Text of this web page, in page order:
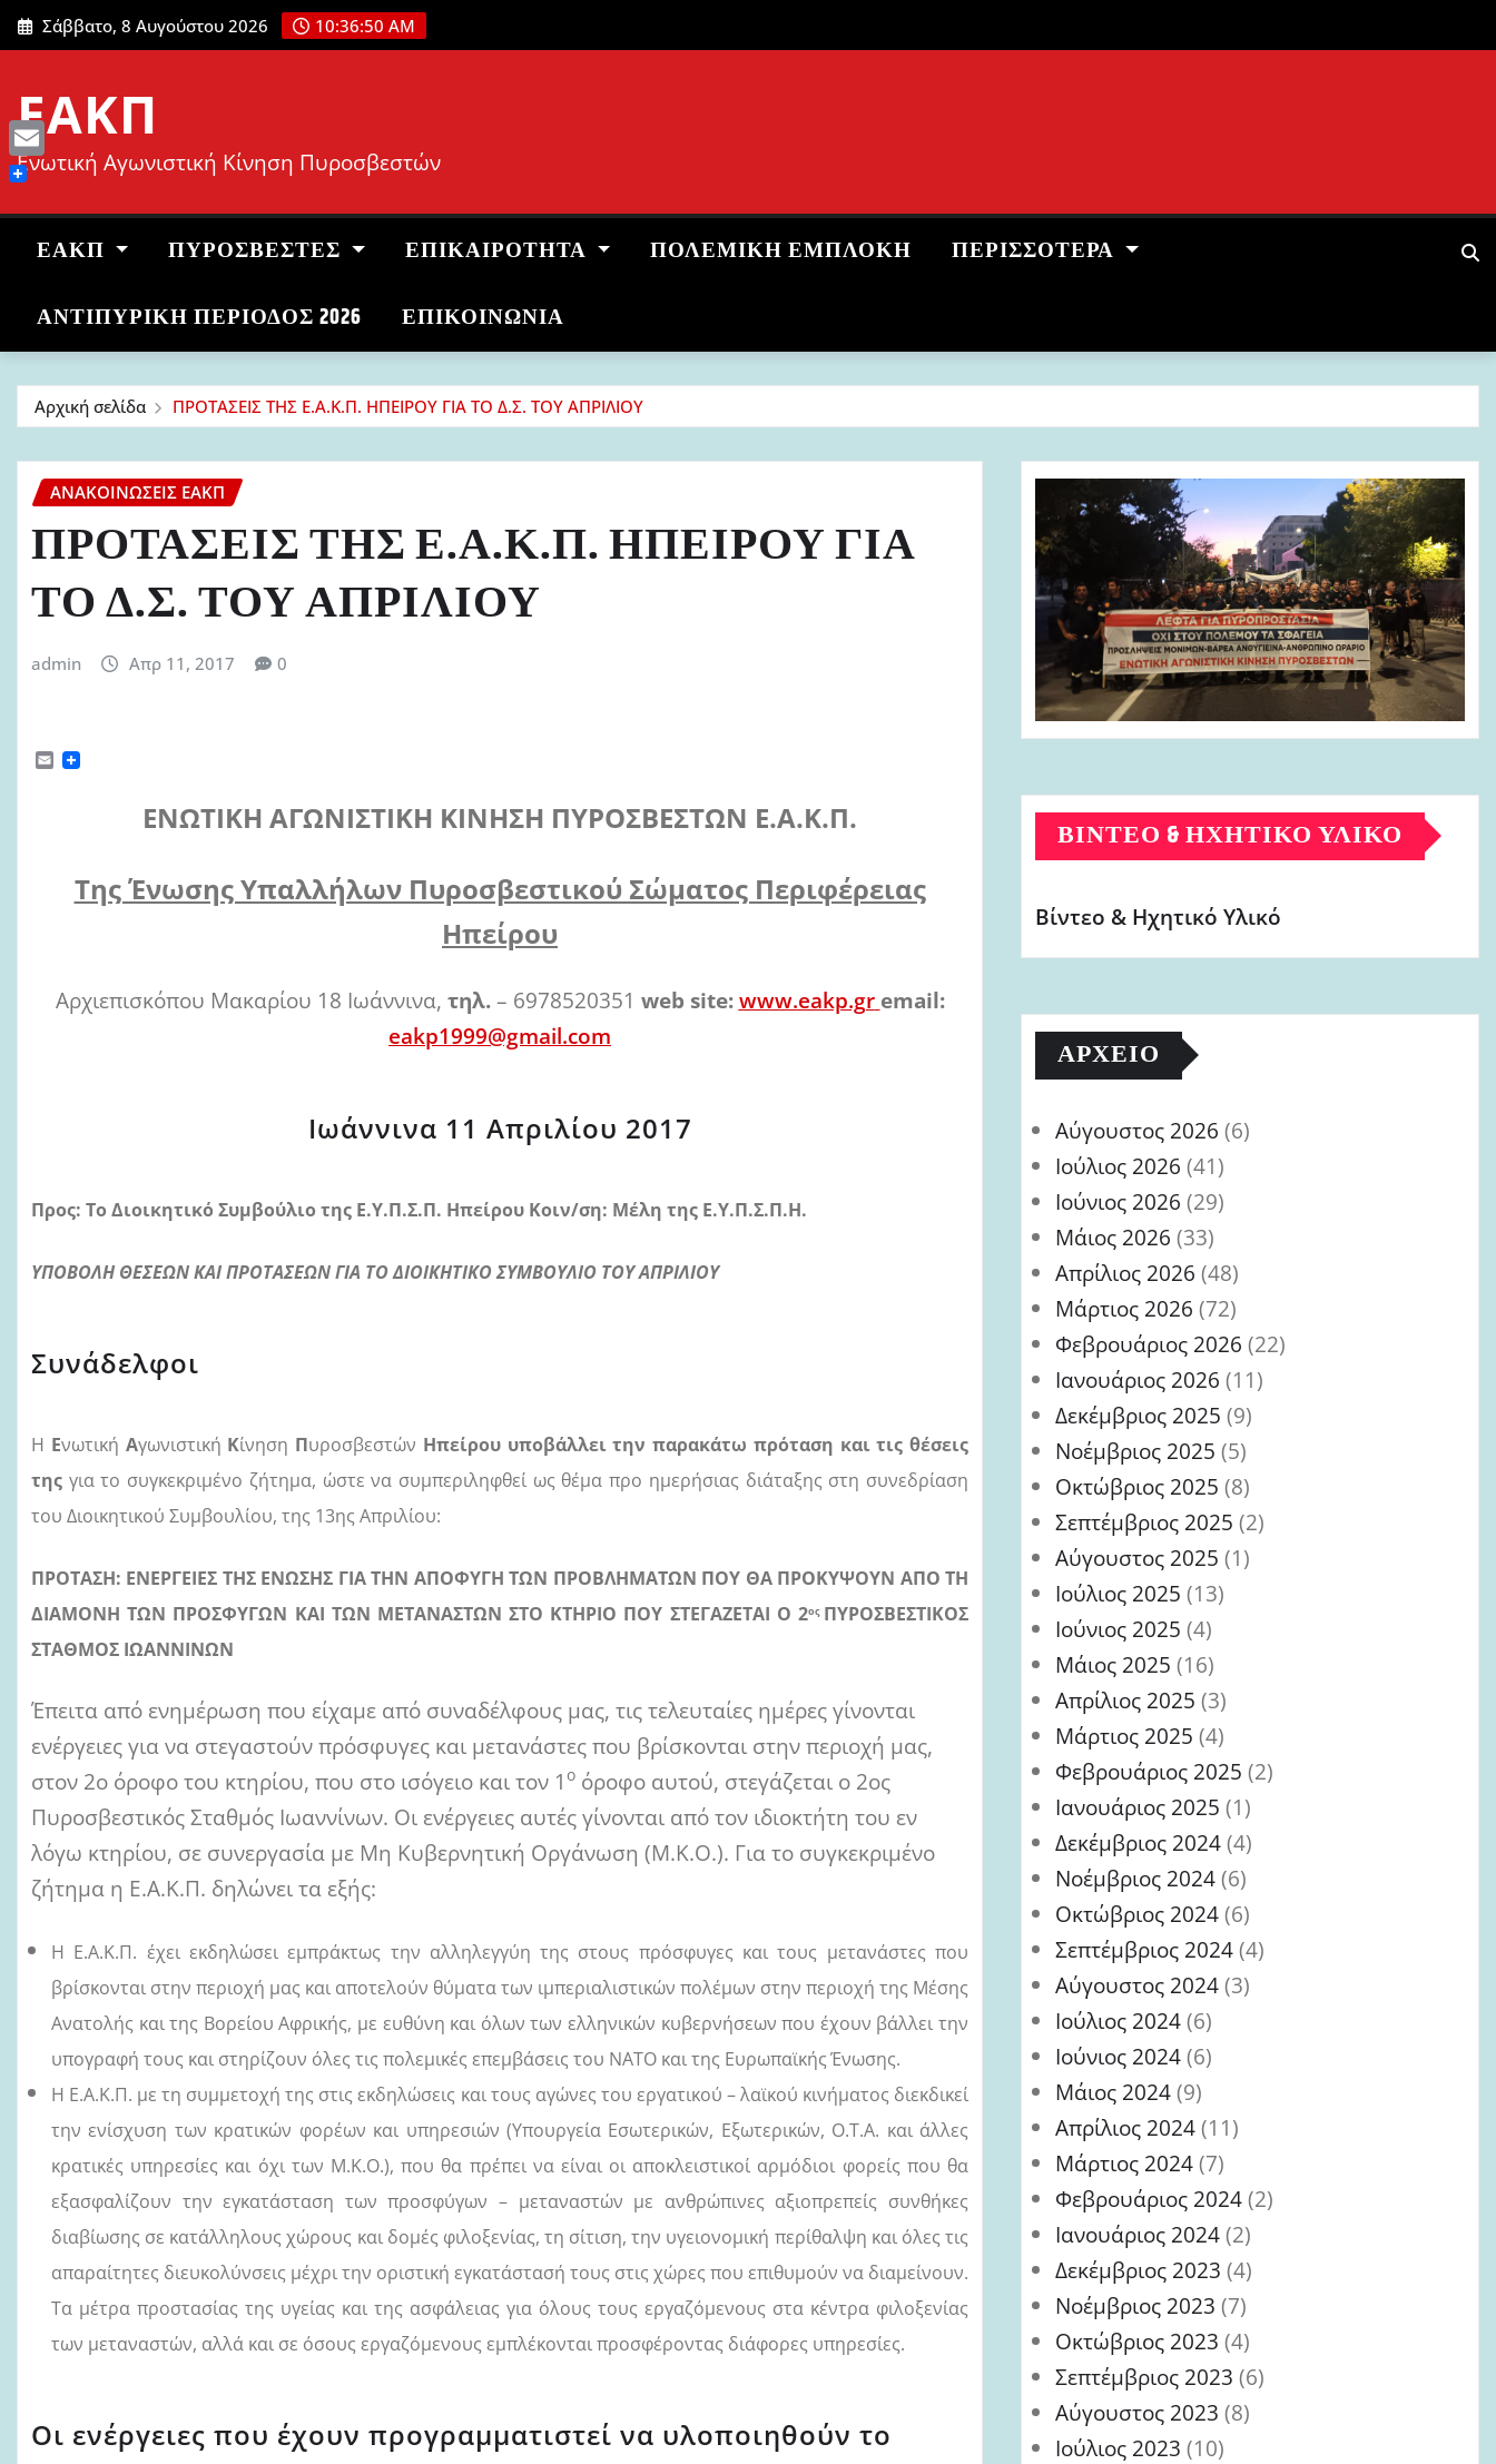
Μετάβαση
στο
Σάββατο, 8 Αυγούστου 2026 10:36:51 AM
ΕΑΚΠ
Ενωτική Αγωνιστική Κίνηση Πυροσβεστών
ΕΑΚΠ ΠΥΡΟΣΒΈΣΤΕΣ ΕΠΙΚΑΙΡΌΤΗΤΑ ΠΟΛΕΜΙΚΉ ΕΜΠΛΟΚΉ ΠΕΡΙΣΣΌΤΕΡΑ
ΑΝΤΙΠΥΡΙΚΉ ΠΕΡΊΟΔΟΣ 2026 ΕΠΙΚΟΙΝΩΝΙΑ
Αρχική σελίδα ΠΡΟΤΑΣΕΙΣ ΤΗΣ Ε.Α.Κ.Π. ΗΠΕΙΡΟΥ ΓΙΑ ΤΟ Δ.Σ. ΤΟΥ ΑΠΡΙΛΙΟΥ
ΑΝΑΚΟΙΝΏΣΕΙΣ ΕΑΚΠ
ΠΡΟΤΑΣΕΙΣ ΤΗΣ Ε.Α.Κ.Π. ΗΠΕΙΡΟΥ ΓΙΑ
ΤΟ Δ.Σ. ΤΟΥ ΑΠΡΙΛΙΟΥ
admin Απρ 11, 2017 0
E
ΕΝΩΤΙΚΗ ΑΓΩΝΙΣΤΙΚΗ ΚΙΝΗΣΗ ΠΥΡΟΣΒΕΣΤΩΝ Ε.Α.Κ.Π.
Της Ένωσης Υπαλλήλων Πυροσβεστικού Σώματος Περιφέρειας
Ηπείρου
Αρχιεπισκόπου Μακαρίου 18 Ιωάννινα, τηλ. – 6978520351 web site: www.eakp.gr email:
eakp1999@gmail.com
Ιωάννινα 11 Απριλίου 2017
Προς: Το Διοικητικό Συμβούλιο της Ε.Υ.Π.Σ.Π. Ηπείρου Κοιν/ση: Μέλη της Ε.Υ.Π.Σ.Π.Η.
ΥΠΟΒΟΛΗ ΘΕΣΕΩΝ ΚΑΙ ΠΡΟΤΑΣΕΩΝ ΓΙΑ ΤΟ ΔΙΟΙΚΗΤΙΚΟ ΣΥΜΒΟΥΛΙΟ ΤΟΥ ΑΠΡΙΛΙΟΥ
Συνάδελφοι
Η Ενωτική Αγωνιστική Κίνηση Πυροσβεστών Ηπείρου υποβάλλει την παρακάτω πρόταση και τις θέσεις
της για το συγκεκριμένο ζήτημα, ώστε να συμπεριληφθεί ως θέμα προ ημερήσιας διάταξης στη συνεδρίαση
του Διοικητικού Συμβουλίου, της 13ης Απριλίου:
ΠΡΟΤΑΣΗ: ΕΝΕΡΓΕΙΕΣ ΤΗΣ ΕΝΩΣΗΣ ΓΙΑ ΤΗΝ ΑΠΟΦΥΓΗ ΤΩΝ ΠΡΟΒΛΗΜΑΤΩΝ ΠΟΥ ΘΑ ΠΡΟΚΥΨΟΥΝ ΑΠΟ ΤΗ
ΔΙΑΜΟΝΗ ΤΩΝ ΠΡΟΣΦΥΓΩΝ ΚΑΙ ΤΩΝ ΜΕΤΑΝΑΣΤΩΝ ΣΤΟ ΚΤΗΡΙΟ ΠΟΥ ΣΤΕΓΑΖΕΤΑΙ Ο 2ος ΠΥΡΟΣΒΕΣΤΙΚΟΣ
ΣΤΑΘΜΟΣ ΙΩΑΝΝΙΝΩΝ
Έπειτα από ενημέρωση που είχαμε από συναδέλφους μας, τις τελευταίες ημέρες γίνονται
ενέργειες για να στεγαστούν πρόσφυγες και μετανάστες που βρίσκονται στην περιοχή μας,
στον 2ο όροφο του κτηρίου, που στο ισόγειο και τον 1 ο όροφο αυτού, στεγάζεται ο 2ος
Πυροσβεστικός Σταθμός Ιωαννίνων. Οι ενέργειες αυτές γίνονται από τον ιδιοκτήτη του εν
λόγω κτηρίου, σε συνεργασία με Μη Κυβερνητική Οργάνωση (Μ.Κ.Ο.). Για το συγκεκριμένο
ζήτημα η Ε.Α.Κ.Π. δηλώνει τα εξής:
Η Ε.Α.Κ.Π. έχει εκδηλώσει εμπράκτως την αλληλεγγύη της στους πρόσφυγες και τους μετανάστες που
βρίσκονται στην περιοχή μας και αποτελούν θύματα των ιμπεριαλιστικών πολέμων στην περιοχή της Μέσης
Ανατολής και της Βορείου Αφρικής, με ευθύνη και όλων των ελληνικών κυβερνήσεων που έχουν βάλλει την
υπογραφή τους και στηρίζουν όλες τις πολεμικές επεμβάσεις του ΝΑΤΟ και της ΕυρωπαϊκήςΈνωσης.
Η Ε.Α.Κ.Π. με τη συμμετοχή της στις εκδηλώσεις και τους αγώνες του εργατικού – λαϊκού κινήματος διεκδικεί
την ενίσχυση των κρατικών φορέων και υπηρεσιών (Υπουργεία Εσωτερικών, Εξωτερικών, Ο.Τ.Α. και άλλες
κρατικές υπηρεσίες και όχι των Μ.Κ.Ο.), που θα πρέπει να είναι οι αποκλειστικοί αρμόδιοι φορείς που θα
εξασφαλίζουν την εγκατάσταση των προσφύγων – μεταναστών με ανθρώπινες αξιοπρεπείς συνθήκες
διαβίωσης σε κατάλληλους χώρους και δομές φιλοξενίας, τη σίτιση, την υγειονομική περίθαλψη και όλες τις
απαραίτητες διευκολύνσεις μέχρι την οριστική εγκατάστασή τους στις χώρες που επιθυμούν να διαμείνουν.
Τα μέτρα προστασίας της υγείας και της ασφάλειας για όλους τους εργαζόμενους στα κέντρα φιλοξενίας
των μεταναστών, αλλά και σε όσους εργαζόμενους εμπλέκονται προσφέροντας διάφορες υπηρεσίες.
Οι ενέργειες που έχουν προγραμματιστεί να υλοποιηθούν το
ΒΊΝΤΕΟ & ΗΧΗΤΙΚΌ ΥΛΙΚΌ
Βίντεο & Ηχητικό Υλικό
ΑΡΧΕΊΟ
Αύγουστος 2026 (6)
Ιούλιος 2026 (41)
Ιούνιος 2026 (29)
Μάιος 2026 (33)
Απρίλιος 2026 (48)
Μάρτιος 2026 (72)
Φεβρουάριος 2026 (22)
Ιανουάριος 2026 (11)
Δεκέμβριος 2025 (9)
Νοέμβριος 2025 (5)
Οκτώβριος 2025 (8)
Σεπτέμβριος 2025 (2)
Αύγουστος 2025 (1)
Ιούλιος 2025 (13)
Ιούνιος 2025 (4)
Μάιος 2025 (16)
Απρίλιος 2025 (3)
Μάρτιος 2025 (4)
Φεβρουάριος 2025 (2)
Ιανουάριος 2025 (1)
Δεκέμβριος 2024(4)
Νοέμβριος 2024(6)
Οκτώβριος 2024(6)
Σεπτέμβριος 2024(4)
Αύγουστος 2024(3)
Ιούλιος 2024(6)
Ιούνιος 2024(6)
Μάιος 2024(9)
Απρίλιος 2024(11)
Μάρτιος 2024(7)
Φεβρουάριος 2024(2)
Ιανουάριος 2024(2)
Δεκέμβριος 2023 (4)
Νοέμβριος 2023 (7)
Οκτώβριος 2023 (4)
Σεπτέμβριος 2023 (6)
Αύγουστος 2023 (8)
Ιούλιος 2023 (10)
Email